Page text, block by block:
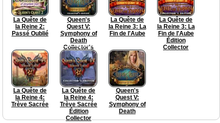
La Quête de
la Reine 2:
Passé Oublié
Queen's
Quest V:
Symphony of
Death
Collector's
Edition
La Quête de
la Reine 3: La
Fin de l'Aube
La Quête de
la Reine 3: La
Fin de l'Aube
Édition
Collector
La Quête de
la Reine 4:
Trève Sacrée
La Quête de
la Reine 4:
Trève Sacrée
Édition
Collector
Queen's
Quest V:
Symphony of
Death